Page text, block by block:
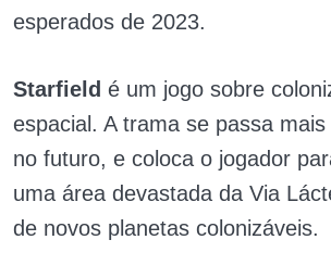
esperados de 2023.
Starfield é um jogo sobre
espacial. A trama se passa
no futuro, e coloca o jogador
uma área devastada da Via
de novos planetas colonizáveis.